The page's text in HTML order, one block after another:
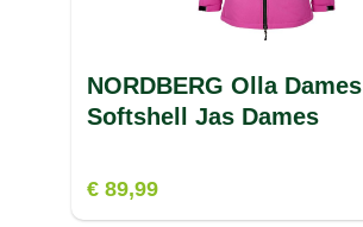
NORDBERG Olla Dames
Softshell Jas Dames
€ 89,99